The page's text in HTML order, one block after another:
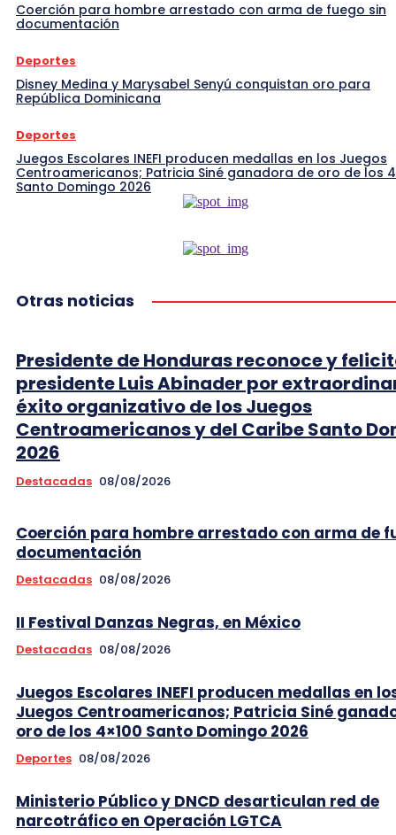
Coerción para hombre arrestado con arma de fuego sin
documentación
Deportes
Disney Medina y Marysabel Senyú conquistan oro para
República Dominicana
Deportes
Juegos Escolares INEFI producen medallas en los Juegos
Centroamericanos; Patricia Siné ganadora de oro de los
Santo Domingo 2026
Otras noticias
Presidente de Honduras reconoce y
presidente Luis Abinader por
éxito organizativo de los Juegos
Centroamericanos y del Caribe Santo
2026
Destacadas 08/08/2026
Coerción para hombre arrestado con arma de
documentación
Destacadas 08/08/2026
II Festival Danzas Negras, en México
Destacadas 08/08/2026
Juegos Escolares INEFI producen medallas en
Juegos Centroamericanos; Patricia Siné
oro de los 4×100 Santo Domingo 2026
Deportes 08/08/2026
Ministerio Público y DNCD desarticulan red de
narcotráfico en Operación LGTCA